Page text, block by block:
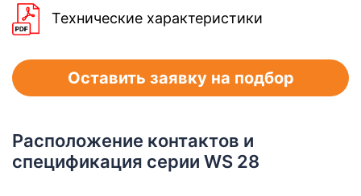
Технические характеристики
Оставить заявку на подбор
Расположение контактов и
спецификация серии WS 28